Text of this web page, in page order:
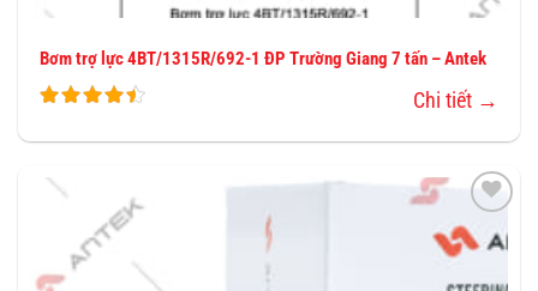
Bơm trợ lực 4BT/1315R/692-1 ĐP Trường Giang 7 tấn – Antek
Chi tiết →
THÊM
VÀO
YÊU